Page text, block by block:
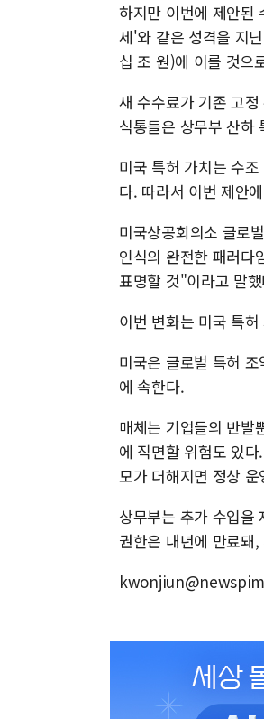
하지만 이번에 제안된
세'와 같은 성격을 지
십 조 원)에 이를 것으
새 수수료가 기존 고
식통들은 상무부 산하
미국 특허 가치는 수
다. 따라서 이번 제안
미국상공회의소 글로
인식의 완전한 패러다
표명할 것"이라고 말
이번 변화는 미국 특
미국은 글로벌 특허
에 속한다.
매체는 기업들의 반발
에 직면할 위험도 있
모가 더해지면 정상
상무부는 추가 수입을
권한은 내년에 만료돼